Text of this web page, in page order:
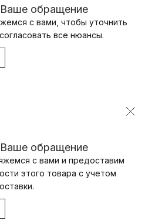
обращение
с вами, чтобы уточнить
все нюансы.
обращение
с вами и предоставим
этого товара с учетом